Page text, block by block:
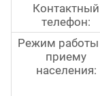
Контактный
телефон:
Режим работы
приему
населения: